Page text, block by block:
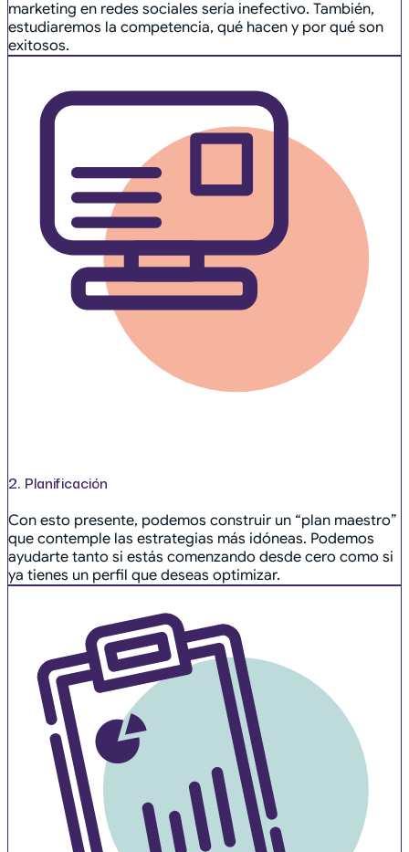
marketing en redes sociales sería inefectivo. También,
estudiaremos la competencia, qué hacen y por qué son
exitosos.
2. Planificación
Con esto presente, podemos construir un “plan maestro”
que contemple las estrategias más idóneas. Podemos
ayudarte tanto si estás comenzando desde cero como si
ya tienes un perfil que deseas optimizar.